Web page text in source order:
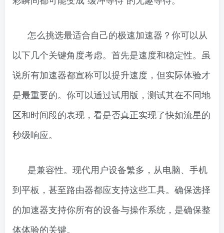
怎么挑选最适合自己的极速加速器？你可以从
以下几个关键角度考虑。首先是速度和稳定性。虽
说所有加速器都宣称可以提升速度，但实际体验才
是最重要的。你可以通过试用版，测试其在不同地
区和时间段的表现，看是否真正实现了快如流星的
秒级响应。
是兼容性。现代用户设备繁多，从电脑、手机
到平板，甚至路由器都应支持这些工具。确保选择
的加速器支持你所有的设备与操作系统，是确保整
体体验的关键。